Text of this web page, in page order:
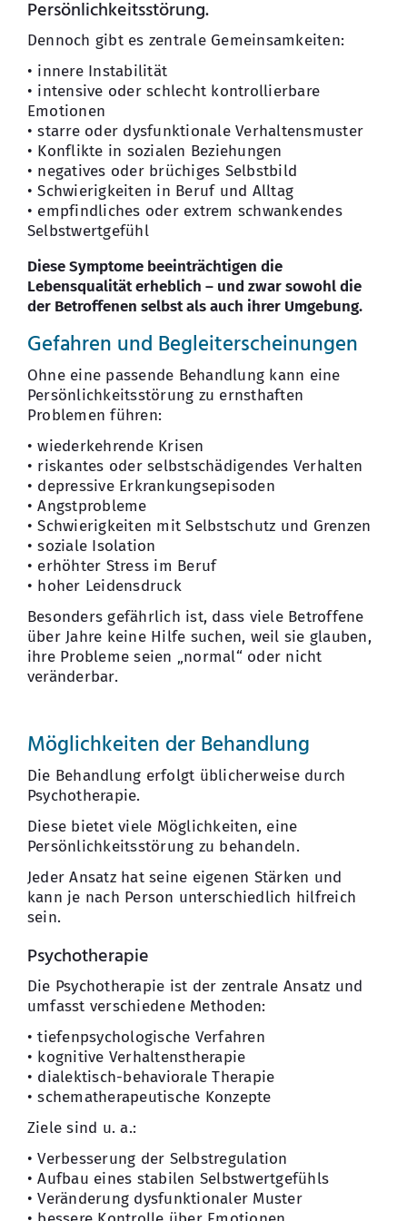
Persönlichkeitsstörung.
Dennoch gibt es zentrale Gemeinsamkeiten:
• innere Instabilität
• intensive oder schlecht kontrollierbare
Emotionen
• starre oder dysfunktionale Verhaltensmuster
• Konflikte in sozialen Beziehungen
• negatives oder brüchiges Selbstbild
• Schwierigkeiten in Beruf und Alltag
• empfindliches oder extrem schwankendes
Selbstwertgefühl
Diese Symptome beeinträchtigen die
Lebensqualität erheblich – und zwar sowohl die
der Betroffenen selbst als auch ihrer Umgebung.
Gefahren und Begleiterscheinungen
Ohne eine passende Behandlung kann eine
Persönlichkeitsstörung zu ernsthaften
Problemen führen:
• wiederkehrende Krisen
• riskantes oder selbstschädigendes Verhalten
• depressive Erkrankungsepisoden
• Angstprobleme
• Schwierigkeiten mit Selbstschutz und Grenzen
• soziale Isolation
• erhöhter Stress im Beruf
• hoher Leidensdruck
Besonders gefährlich ist, dass viele Betroffene
über Jahre keine Hilfe suchen, weil sie glauben,
ihre Probleme seien „normal“ oder nicht
veränderbar.
Möglichkeiten der Behandlung
Die Behandlung erfolgt üblicherweise durch
Psychotherapie.
Diese bietet viele Möglichkeiten, eine
Persönlichkeitsstörung zu behandeln.
Jeder Ansatz hat seine eigenen Stärken und
kann je nach Person unterschiedlich hilfreich
sein.
Psychotherapie
Die Psychotherapie ist der zentrale Ansatz und
umfasst verschiedene Methoden:
• tiefenpsychologische Verfahren
• kognitive Verhaltenstherapie
• dialektisch-behaviorale Therapie
• schematherapeutische Konzepte
Ziele sind u. a.:
• Verbesserung der Selbstregulation
• Aufbau eines stabilen Selbstwertgefühls
• Veränderung dysfunktionaler Muster